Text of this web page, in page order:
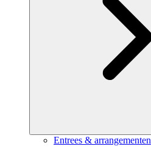
Entrees & arrangementen